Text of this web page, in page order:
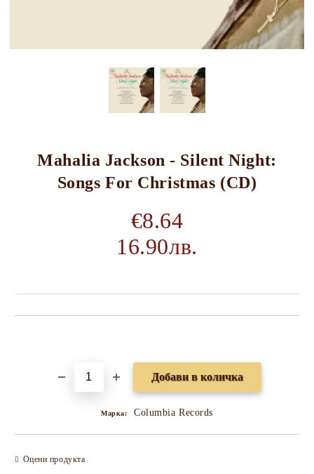
Mahalia Jackson - Silent Night:
Songs For Christmas (CD)
€8.64
16.90лв.
Марка: Columbia Records
Оцени продукта